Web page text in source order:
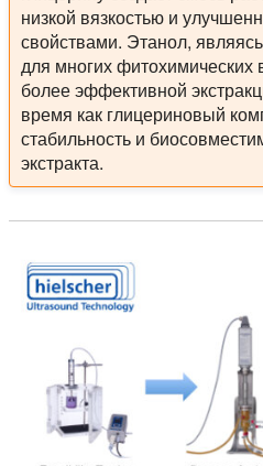
низкой вязкостью и
свойствами. Этанол,
для многих фитохимических
более эффективной
время как глицериновый
стабильность и
экстракта.